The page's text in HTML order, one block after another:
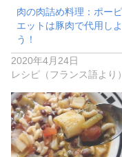
肉の肉詰め料理：ポーピ
エットは豚肉で代用しよ
う！
2020年4月24日
レシピ（フランス語より）